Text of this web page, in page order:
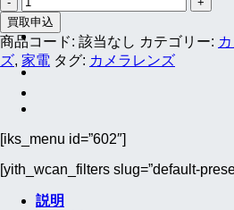
COLOR-
SKOPAR
28mm
F2.8
Aspherical
Type
II
イ
カ
用)
買取申込
商品コード: 該当なし カテゴリー:
ズ, 家電 タグ: カメラレンズ
[iks_menu id=”602″]
[yith_wcan_filters slug=”default-
説明